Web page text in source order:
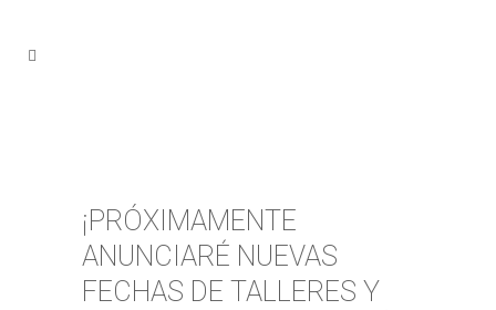
¡PRÓXIMAMENTE
ANUNCIARÉ NUEVAS
FECHAS DE TALLERES Y